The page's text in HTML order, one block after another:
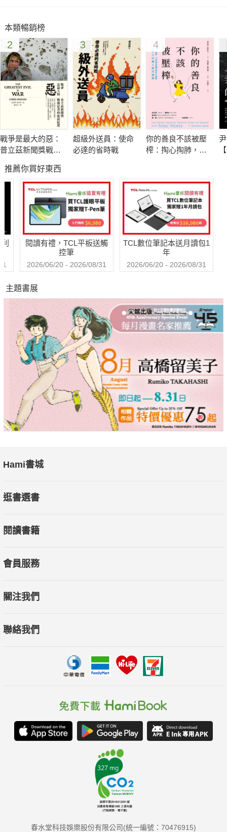
潢建材，並集結60個疑難問題，解開選用建材時的迷思與疑惑，
幫助讀者快速認識、選對適合的居家裝潢建材。同時並收錄材質
應用實例，提供讀者更多應用的IDEA。
本書特色
○集結多種裝潢建材種類，幫助讀者快速認識建材。
○解析裝潢建材知識，學會挑選建材各種眉角。
○收錄常見裝潢建材常見問題，解答關於建材各種疑難。
本類暢銷榜
2
戰爭是最大的惡：
普立茲新聞獎戰地
3
超級外送員：使命
必達的省時戰
4
你的善良不該被壓
榨：掏心掏肺，只
人際清理術
推薦你買好東西
閱讀有禮，TCL平板送觸
控筆
2026/06/20 - 2026/08/31
TCL數位筆記本送月讀包1
年
2026/06/20 - 2026/08/31
主題書展
Hami書城
逛書選書
閱讀書籍
會員服務
關注我們
聯絡我們
春水堂科技娛樂股份有限公司(統一編號：70476915)